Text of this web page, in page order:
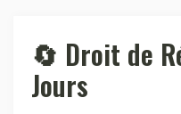
📂
🔄 Droit de
Jours